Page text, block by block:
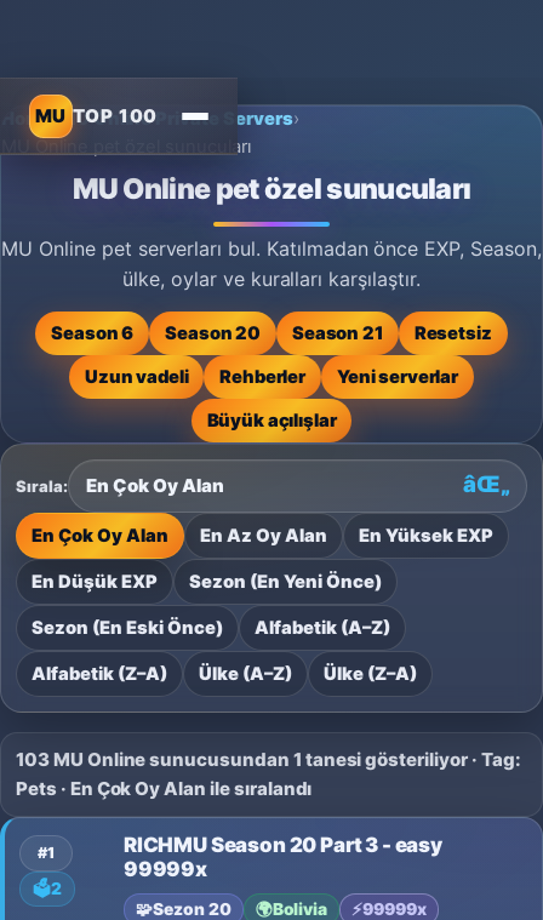
MU TOP 100
Home›MU Online Private Servers›
MU Online pet özel sunucuları
MU Online pet özel sunucuları
MU Online pet serverları bul. Katılmadan önce EXP, Season,
ülke, oylar ve kuralları karşılaştır.
Season 6 Season 20 Season 21
Resetsiz
Uzun vadeli
Rehberler
Yeni serverlar
Büyük açılışlar
Sırala:
En Çok Oy Alan En Az Oy Alan En Yüksek EXP
En Düşük EXP Sezon (En Yeni Önce)
Sezon (En Eski Önce) Alfabetik (A–Z)
Alfabetik (Z–A) Ülke (A–Z) Ülke (Z–A)
103 MU Online sunucusundan 1 tanesi gösteriliyor · Tag:
Pets · En Çok Oy Alan ile sıralandı
#1
🗳️2
RICHMU Season 20 Part 3 - easy
99999x
🧩Sezon 20 🌍Bolivia ⚡99999x